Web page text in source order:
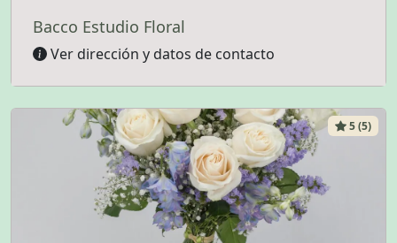
Bacco Estudio Floral
Ver dirección y datos de contacto
5 (5)